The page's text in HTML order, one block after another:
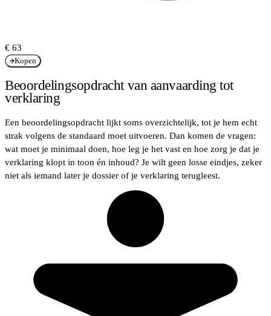
€ 63
Kopen
Beoordelingsopdracht van aanvaarding tot
verklaring
Een beoordelingsopdracht lijkt soms overzichtelijk, tot je hem echt
strak volgens de standaard moet uitvoeren. Dan komen de vragen:
wat moet je minimaal doen, hoe leg je het vast en hoe zorg je dat je
verklaring klopt in toon én inhoud? Je wilt geen losse eindjes, zeker
niet als iemand later je dossier of je verklaring terugleest.